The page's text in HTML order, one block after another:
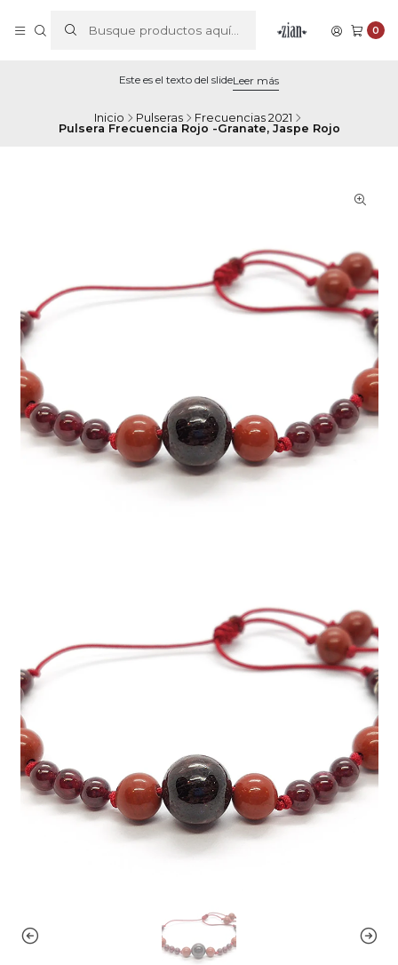
0
Este es el texto del slideLeer más
Inicio Pulseras
Frecuencias 2021
Pulsera Frecuencia Rojo -Granate, Jaspe Rojo